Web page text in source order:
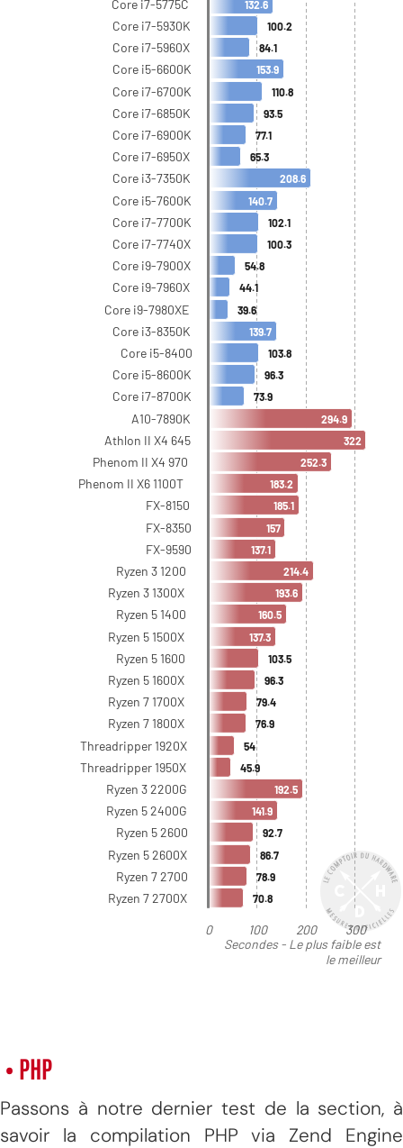
• PHP
Passons à notre dernier test de la section, à
savoir la compilation PHP via Zend Engine